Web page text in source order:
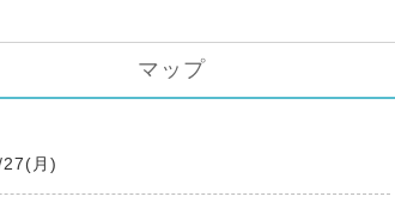
マップ
月)